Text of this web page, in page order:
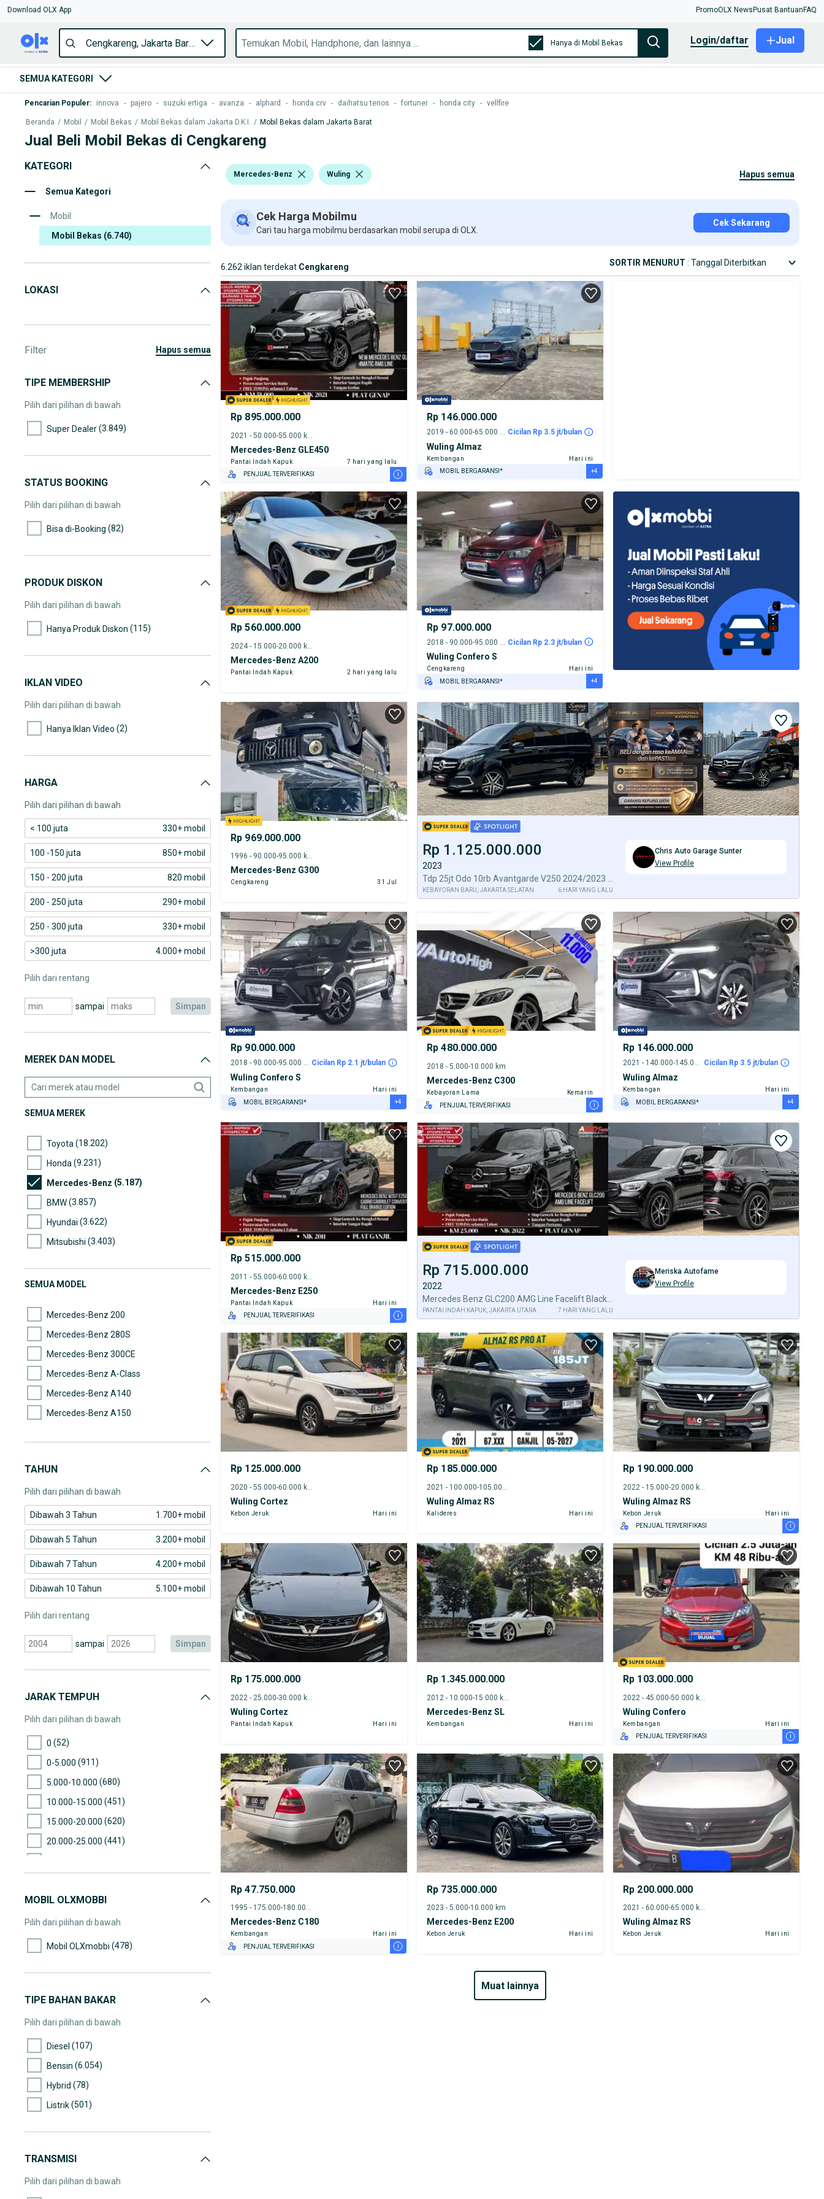
Download OLX App PromoOLX News Pusat Bantuan FAQ
Hanya di Mobil Bekas login/daftar Jual
SEMUA KATEGORI
Pencarian Populer: innova - pajero - suzuki ertiga - avanza - alphard - honda crv - daihatsu terios - fortuner - honda city - vellfire
Beranda / Mobil / Mobil Bekas / Mobil Bekas dalam Jakarta D.K.I. / Mobil Bekas dalam Jakarta Barat
Jual Beli Mobil Bekas di Cengkareng
KATEGORI
Semua Kategori
Mobil
Mobil Bekas (6.740)
LOKASI
Filter hapus semua
TIPE MEMBERSHIP
Pilih dari pilihan di bawah
Super Dealer(3.849)
STATUS BOOKING
Pilih dari pilihan di bawah
Bisa di-Booking (82)
PRODUK DISKON
Pilih dari pilihan di bawah
Hanya Produk Diskon (115)
IKLAN VIDEO
Pilih dari pilihan di bawah
Hanya Iklan Video (2)
HARGA
Pilih dari pilihan di bawah
< 100 juta 330+ mobil
100 -150 juta 850+ mobil
150 - 200 juta 820 mobil
200 - 250 juta 290+ mobil
250 - 300 juta 330+ mobil
>300 juta 4.000+ mobil
Pilih dari rentang
sampai simpan
MEREK DAN MODEL
SEMUA MEREK
Toyota (18.202)
Honda (9.231)
Mercedes-Benz (5.187)
BMW(3.857)
Hyundai (3.622)
Mitsubishi (3.403)
Suzuki(2.676)
SEMUA MODEL
Mercedes-Benz 200
Mercedes-Benz 280S
Mercedes-Benz 300CE
Mercedes-Benz A-Class
Mercedes-Benz A140
Mercedes-Benz A150
Mercedes-Benz AMG GT
TAHUN
Pilih dari pilihan di bawah
Dibawah 3 Tahun 1.700+ mobil
Dibawah 5 Tahun 3.200+ mobil
Dibawah 7 Tahun 4.200+ mobil
Dibawah 10 Tahun 5.100+ mobil
Pilih dari rentang
sampai simpan
JARAK TEMPUH
Pilih dari pilihan di bawah
0 (52)
0-5.000 (911)
5.000-10.000 (680)
10.000-15.000 (451)
15.000-20.000 (620)
20.000-25.000 (441)
35.000-40.000
40.000-45.000(213)
60.000-65.000(151)
65.000-70.000 (193)
(71)
100.000-105.000
MOBIL OLXMOBBI
Pilih dari pilihan di bawah
Mobil OLXmobbi (478)
TIPE BAHAN BAKAR
Pilih dari pilihan di bawah
Diesel (107)
Bensin (6.054)
Hybrid (78)
Listrik(501)
TRANSMISI
Pilih dari pilihan di bawah
Mercedes-Benz Wuling hapus semua
Cek Harga Mobilmu
Cari tau harga mobilmu berdasarkan mobil serupa di OLX.
Cek Sekarang
6.262 iklan terdekat Cengkareng SORTIR MENURUT : Tanggal Diterbitkan
Rp 895.000.000
Mercedes-Benz GLE450
Pantai Indah Kapuk
7 hari yang lalu
PENJUAL TERVERIFIKASI
i
Rp 146.000.000
2019 - 60.000-65.000 km Cicilan Rp 3.5 jt/bulan
Wuling Almaz
Kembangan
Hari ini
MOBIL BERGARANSI*
TEST DRIVE DARI RUMAH
GRATIS BIAYA JASA PERAWATAN*
PENJUAL TERVERIFIKASI
+4
Rp 560.000.000
Mercedes-Benz A200
Pantai Indah Kapuk 2 hari yang lalu
Rp 97.000.000
Cicilan Rp 2.3 jt/bulan
Wuling Confero S
Cengkareng
Hari ini
MOBIL BERGARANSI*
TEST DRIVE DARI RUMAH
GRATIS BIAYA JASA PERAWATAN*
PENJUAL TERVERIFIKASI
+4
Rp 969.000.000
1996 - 90.000-95.000 km
Mercedes-Benz G300
Cengkareng 31 Jul
Rp 1.125.000.000
2023
KEBAYORAN BARU, JAKARTA SELATAN 6 HARI YANG LALU
Chris Auto Garage Sunter
View Profile
Rp 90.000.000
2018 - 90.000-95.000 km Cicilan Rp 2.1 jt/bulan
Wuling Confero S
Kembangan
Hari ini
MOBIL BERGARANSI*
TEST DRIVE DARI RUMAH
GRATIS BIAYA JASA PERAWATAN*
PENJUAL TERVERIFIKASI
+4
Rp 480.000.000
2018 - 5.000-10.000 km
Mercedes-Benz C300
Kebayoran Lama
Kemarin
PENJUAL TERVERIFIKASI
i
Rp 146.000.000
2021 - 140.000-145.000 km Cicilan Rp 3.5 jt/bulan
Wuling Almaz
Kembangan
Hari ini
MOBIL BERGARANSI*
TEST DRIVE DARI RUMAH
GRATIS BIAYA JASA PERAWATAN*
PENJUAL TERVERIFIKASI
+4
Rp 515.000.000
2011 - 55.000-60.000 km
Mercedes-Benz E250
Pantai Indah Kapuk
Hari ini
PENJUAL TERVERIFIKASI
i
Rp 715.000.000
2022
Mercedes Benz GLC200 AMG Line Facelift Black On Black NIK 2022
PANTAI INDAH KAPUK, JAKARTA UTARA 7 HARI YANG LALU
Meriska Autofame
View Profile
Rp 125.000.000
Wuling Cortez
Kebon Jeruk Hari ini
Rp 185.000.000
Wuling Almaz RS
Kalideres Hari ini
Rp 190.000.000
2022 - 15.000-20.000 km
Wuling Almaz RS
Kebon Jeruk
Hari ini
PENJUAL TERVERIFIKASI
i
Rp 175.000.000
Wuling Cortez
Pantai Indah Kapuk Hari ini
Rp 1.345.000.000
2012 - 10.000-15.000 km
Mercedes-Benz SL
Kembangan Hari ini
Rp 103.000.000
2022 - 45.000-50.000 km
Wuling Confero
Kembangan
Hari ini
PENJUAL TERVERIFIKASI
i
Rp 47.750.000
1995 - 175.000-180.000 km
Mercedes-Benz C180
Kembangan
Hari ini
PENJUAL TERVERIFIKASI
i
Rp 735.000.000
2023 - 5.000-10.000 km
Mercedes-Benz E200
Kebon Jeruk Hari ini
Rp 200.000.000
2021 - 60.000-65.000 km
Wuling Almaz RS
Kebon Jeruk Hari ini
muat lainnya